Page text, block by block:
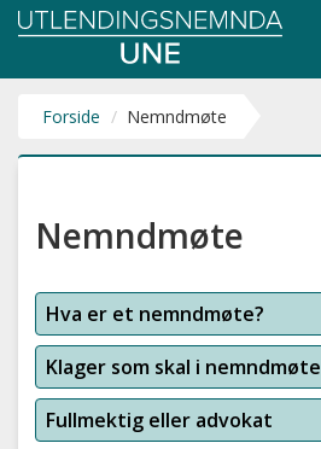
Utlendingsnemnda
Forside Nemndmøte
Nemndmøte
Hva er et nemndmøte?
Klager som skal i nemndmøte
Fullmektig eller advokat